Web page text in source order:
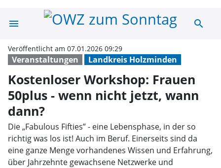
menu Kostenlosersearch
Veranstaltungen Landkreis Holzminden
Veröffentlicht am 07.01.2026 09:29
Kostenloser Workshop: Frauen
50plus - wenn nicht jetzt, wann
dann?
Die „Fabulous Fifties” - eine Lebensphase, in der so
richtig was los ist! Auch im Beruf. Einerseits sind da
eine ganze Menge vorhandenes Wissen und Erfahrung,
über Jahrzehnte gewachsene Netzwerke und